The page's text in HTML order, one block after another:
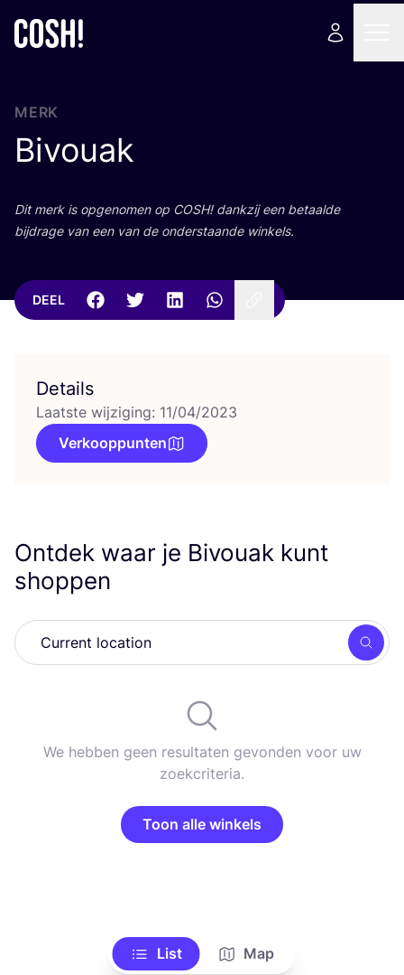
MERK
Bivouak
Dit merk is opge­no­men op COSH! dank­zij een betaal­de
bij­dra­ge van een van de onder­staan­de winkels.
DEEL
Details
Laatste wijziging: 11/04/2023
Verkooppunten
Ontdek waar je Bivouak kunt
shoppen
Zoek
We hebben geen resultaten gevonden voor uw
zoekcriteria.
Toon alle winkels
List Map